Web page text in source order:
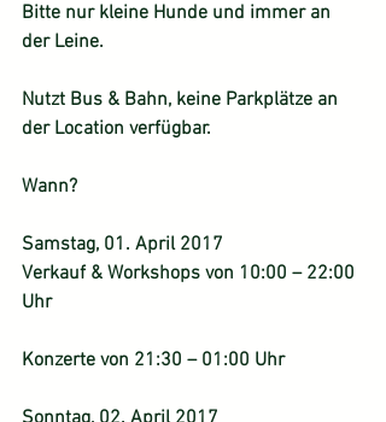
Bitte nur kleine Hunde und immer an
der Leine.
Nutzt Bus & Bahn, keine Parkplätze an
der Location verfügbar.
Wann?
Samstag, 01. April 2017
Verkauf & Workshops von 10:00 – 22:00
Uhr
Konzerte von 21:30 – 01:00 Uhr